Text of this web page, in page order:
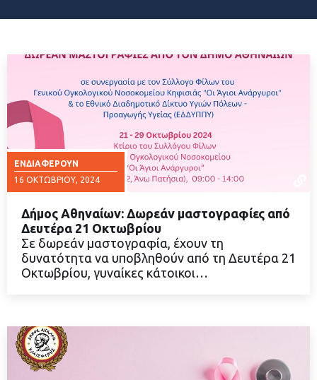
ΕΝΔΙΑΦΈΡΟΥΝ
16 ΟΚΤΩΒΡΊΟΥ, 2024
ΔΙΑΒΑΣΤΕ ΠΕΡΙΣΣΟΤΕΡΑ
Δήμος Αθηναίων: Δωρεάν μαστογραφίες από
Δευτέρα 21 Οκτωβρίου
Σε δωρεάν μαστογραφία, έχουν τη
δυνατότητα να υποβληθούν από τη Δευτέρα 21
Οκτωβρίου, γυναίκες κάτοικοι…